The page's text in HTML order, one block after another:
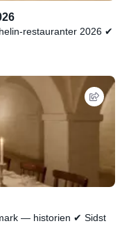
restauranter 2026 ✔
— historien ✔ Sidst